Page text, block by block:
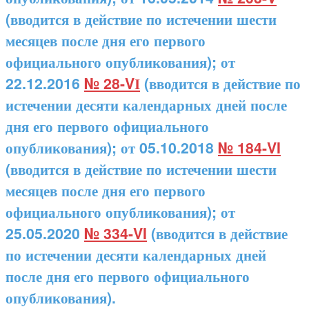
(вводится в действие по истечении шести
месяцев после дня его первого
официального опубликования); от
22.12.2016 № 28-VІ (вводится в действие по
истечении десяти календарных дней после
дня его первого официального
опубликования); от 05.10.2018 № 184-VI
(вводится в действие по истечении шести
месяцев после дня его первого
официального опубликования); от
25.05.2020 № 334-VI (вводится в действие
по истечении десяти календарных дней
после дня его первого официального
опубликования).